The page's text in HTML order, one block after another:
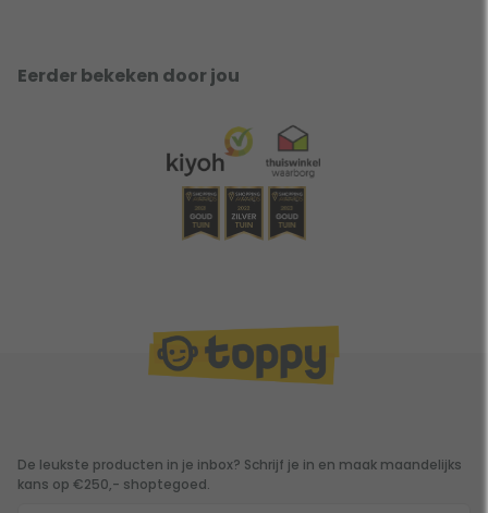
Eerder bekeken door jou
De leukste producten in je inbox? Schrijf je in en maak maandelijks
kans op €250,- shoptegoed.